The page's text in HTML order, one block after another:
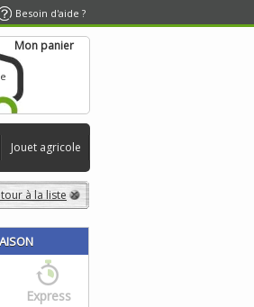
Besoin d'aide ?
Mon panier
Jouet agricole
à la liste
Express